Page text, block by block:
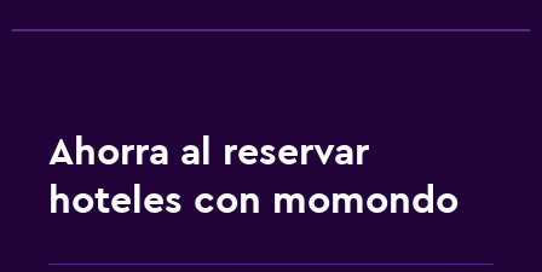
Ahorra al reservar
hoteles con momondo